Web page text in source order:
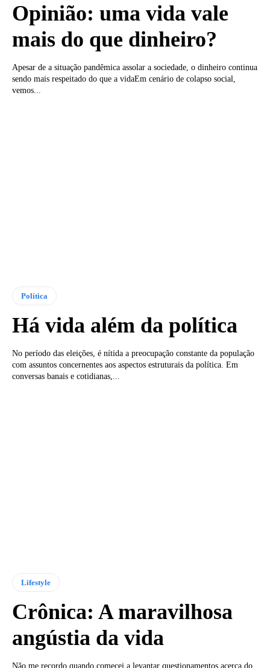
Opinião: uma vida vale
mais do que dinheiro?
Apesar de a situação pandêmica assolar a sociedade, o dinheiro continua
sendo mais respeitado do que a vidaEm cenário de colapso social,
vemos...
Política
Há vida além da política
No período das eleições, é nítida a preocupação constante da população
com assuntos concernentes aos aspectos estruturais da política. Em
conversas banais e cotidianas,...
Lifestyle
Crônica: A maravilhosa
angústia da vida
Não me recordo quando comecei a levantar questionamentos acerca do